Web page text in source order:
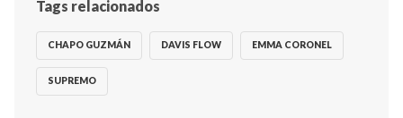
Tags relacionados
CHAPO GUZMÁN DAVIS FLOW EMMA CORONEL
SUPREMO